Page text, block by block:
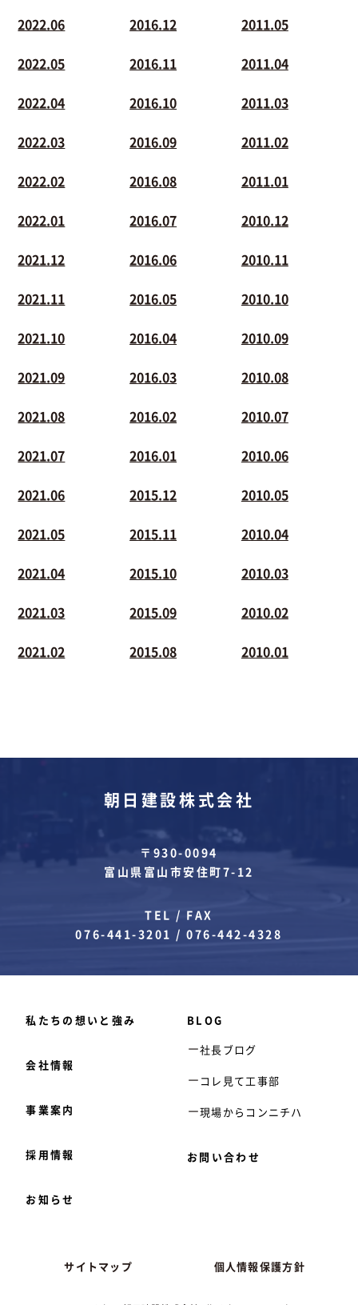
2022.06
2022.05
2022.04
2022.03
2022.02
2022.01
2021.12
2021.11
2021.10
2021.09
2021.08
2021.07
2021.06
2021.05
2021.04
2021.03
2021.02
2016.12
2016.11
2016.10
2016.09
2016.08
2016.07
2016.06
2016.05
2016.04
2016.03
2016.02
2016.01
2015.12
2015.11
2015.10
2015.09
2015.08
2011.05
2011.04
2011.03
2011.02
2011.01
2010.12
2010.11
2010.10
2010.09
2010.08
2010.07
2010.06
2010.05
2010.04
2010.03
2010.02
2010.01
朝日建設株式会社
〒930-0094
富山県富山市安住町7-12
TEL / FAX
076-441-3201 /076-442-4328
私たちの想いと強み
会社情報
事業案内
採用情報
お知らせ
BLOG
社長ブログ
コレ見て工事部
現場からコンニチハ
お問い合わせ
サイトマップ 個人情報保護方針